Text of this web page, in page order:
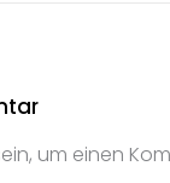
um einen